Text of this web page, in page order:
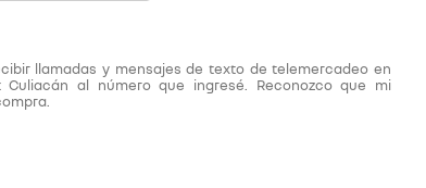
llamadas y mensajes de texto de telemercadeo en
al número que ingresé. Reconozco que mi